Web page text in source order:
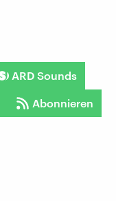
ARD Sounds
Abonnieren